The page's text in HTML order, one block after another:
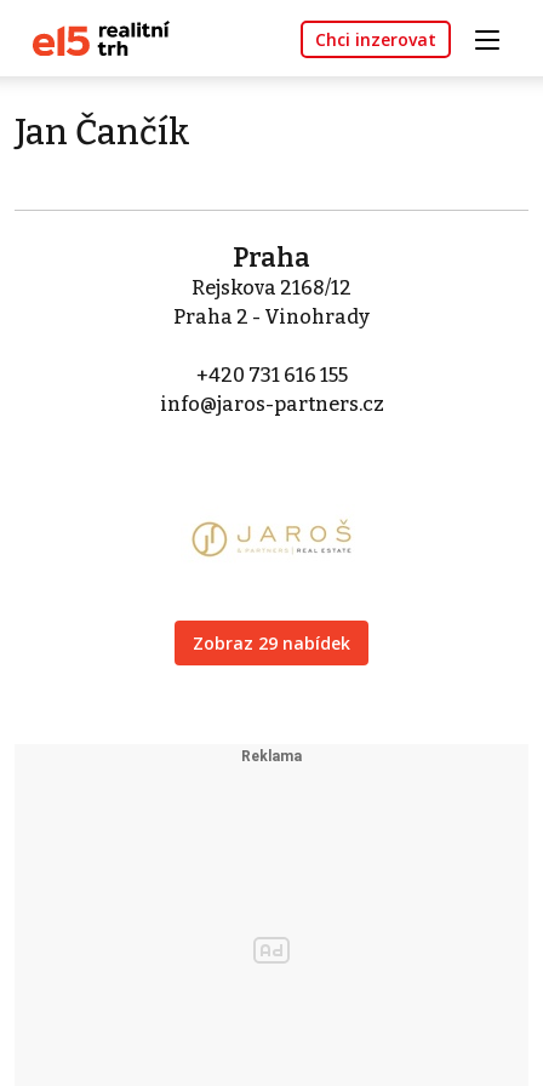
Chci inzerovat
Jan Čančík
Praha
Rejskova 2168/12
Praha 2 - Vinohrady
+420 731 616 155
info@jaros-partners.cz
Zobraz 29 nabídek